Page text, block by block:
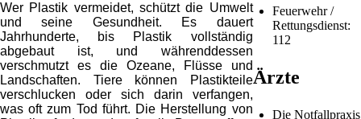
Wer Plastik vermeidet, schützt die Umwelt
und seine Gesundheit. Es dauert
Jahrhunderte, bis Plastik vollständig
abgebaut ist, und währenddessen
verschmutzt es die Ozeane, Flüsse und
Landschaften. Tiere können Plastikteile
verschlucken oder sich darin verfangen,
was oft zum Tod führt. Die Herstellung von
Feuerwehr /
Rettungsdienst:
112
Ärzte
Die Notfallpraxis